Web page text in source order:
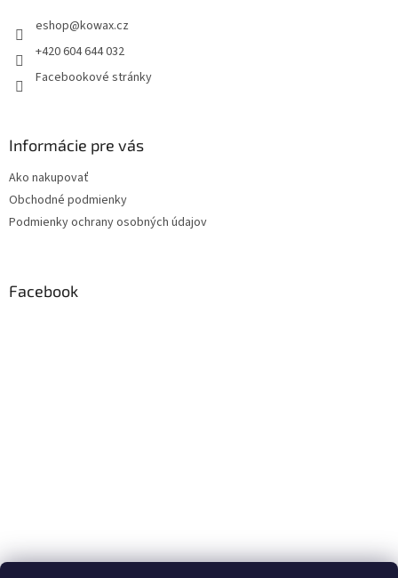
eshop@kowax.cz
+420 604 644 032
Facebookové stránky
Informácie pre vás
Ako nakupovať
Obchodné podmienky
Podmienky ochrany osobných údajov
Facebook